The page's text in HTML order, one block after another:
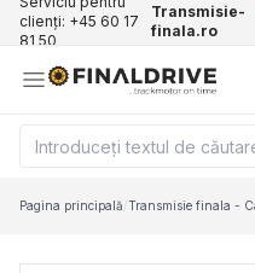
clienți: +45 60 17
81 50
Transmisie-
finala.ro
Pagina principală/Transmisie finala -